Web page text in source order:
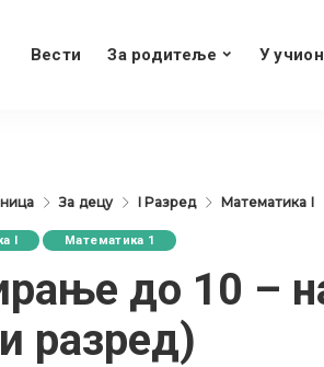
Вести За родитеље У
За децу I Разред Математика I
I Математика 1
до 10 –
разред)